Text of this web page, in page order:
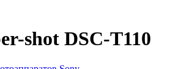
shot DSC-T110